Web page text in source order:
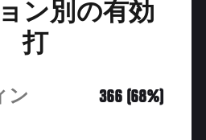
ン別の有効
打
ン
366 (68%)